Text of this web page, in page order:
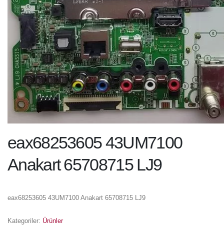
eax68253605 43UM7100
Anakart 65708715 LJ9
eax68253605 43UM7100 Anakart 65708715 LJ9
Kategoriler: Ürünler